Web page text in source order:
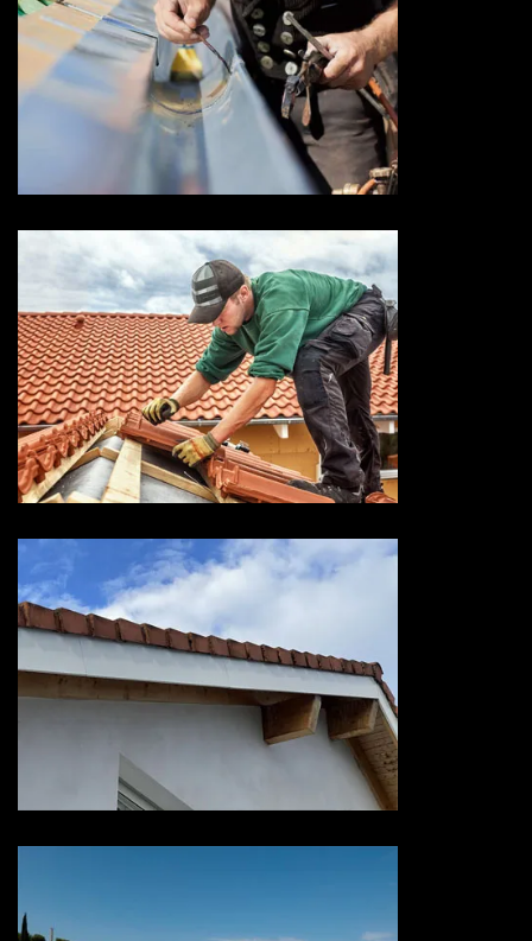
Devis zingueur 73 Savoie
Entreprise de toiture 73
Savoie
Devis habillage planche de rive
73 Savoie